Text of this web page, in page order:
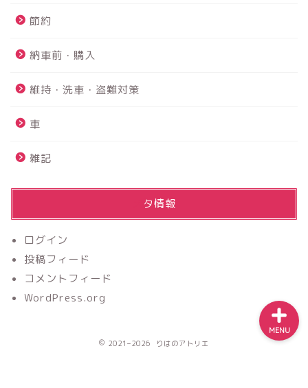
節約
納車前・購入
維持・洗車・盗難対策
車
雑記
メタ情報
ログイン
投稿フィード
コメントフィード
WordPress.org
2021–2026 りはのアトリエ
MENU
ビュー